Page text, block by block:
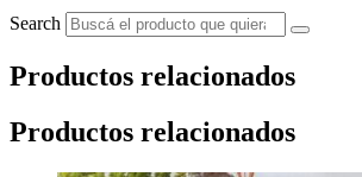
Search
Productos relacionados
Productos relacionados